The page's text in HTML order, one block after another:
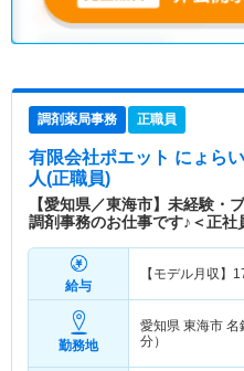
調剤薬局事務 正職員
有限会社ポエット にょら
人(正職員)
【愛知県／東海市】未経験
調剤事務のお仕事です♪＜正社
給与
【モデル月収】
勤務地
愛知県 東海市 名
分）